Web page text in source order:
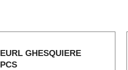
EURL GHESQUIERE
PCS